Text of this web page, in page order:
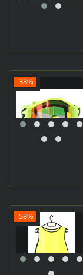
-33%
-58%